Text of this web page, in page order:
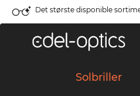
Det største disponible
Solbriller